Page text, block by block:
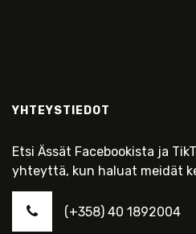
YHTEYSTIEDOT
Etsi Ässät Facebookista ja
yhteyttä, kun haluat meidät
(+358) 40 1892004